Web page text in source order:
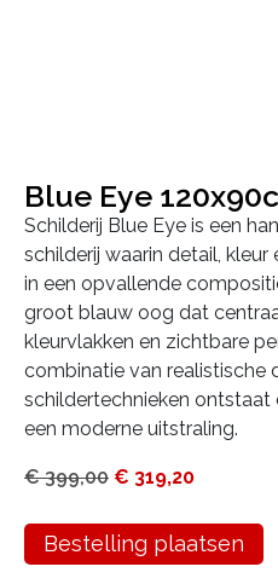
Blue Eye
Schilderij Blue Eye is een
schilderij waarin detail,
in een opvallende
groot blauw oog dat
kleurvlakken en zichtbare
combinatie van realistische
schildertechnieken
een moderne uitstraling.
€399,00 € 319,20
Bestelling plaatsen